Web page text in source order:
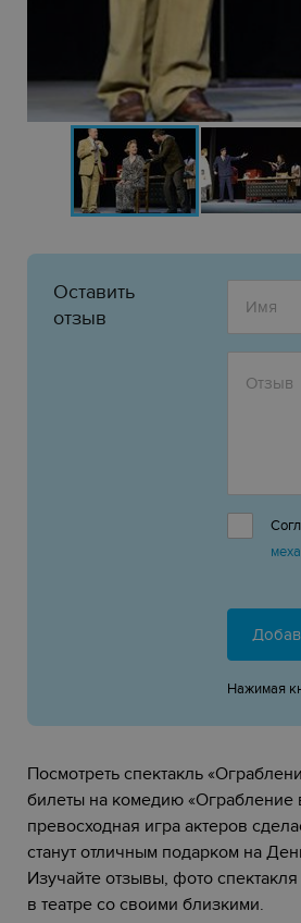
Оставить
отзыв
Нажимая
Посмотреть спектакль
билеты на комедию «‎Ограбление
превосходная игра актеров
станут отличным подарком на
Изучайте отзывы, фото
в театре со своими близкими.